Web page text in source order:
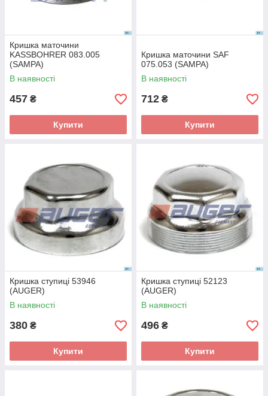
Кришка маточини
KASSBOHRER 083.005
(SAMPA)
В наявності
457 ₴
Купити
Кришка маточини SAF
075.053 (SAMPA)
В наявності
712 ₴
Купити
Кришка ступиці 53946
(AUGER)
В наявності
380 ₴
Купити
Кришка ступиці 52123
(AUGER)
В наявності
496 ₴
Купити